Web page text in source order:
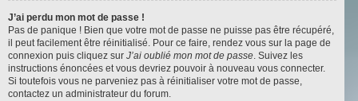
J’ai perdu mon mot de passe !
Pas de panique ! Bien que votre mot de passe ne puisse pas être récupéré,
il peut facilement être réinitialisé. Pour ce faire, rendez vous sur la page de
connexion puis cliquez sur J’ai oublié mon mot de passe. Suivez les
instructions énoncées et vous devriez pouvoir à nouveau vous connecter.
Si toutefois vous ne parveniez pas à réinitialiser votre mot de passe,
contactez un administrateur du forum.